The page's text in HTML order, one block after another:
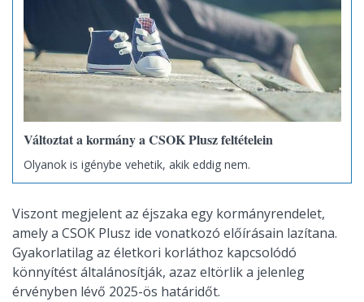
Változtat a kormány a CSOK Plusz feltételein
Olyanok is igénybe vehetik, akik eddig nem.
Viszont megjelent az éjszaka egy kormányrendelet,
amely a CSOK Plusz ide vonatkozó előírásain lazítana.
Gyakorlatilag az életkori korláthoz kapcsolódó
könnyítést általánosítják, azaz eltörlik a jelenleg
érvényben lévő 2025-ös határidőt.